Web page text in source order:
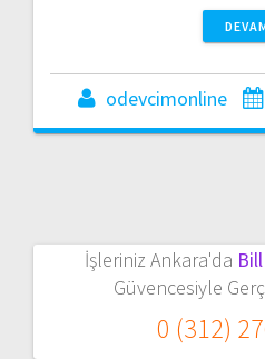
odevcimonline
İşleriniz Ankara'da
Güvencesiyle
0 (312)